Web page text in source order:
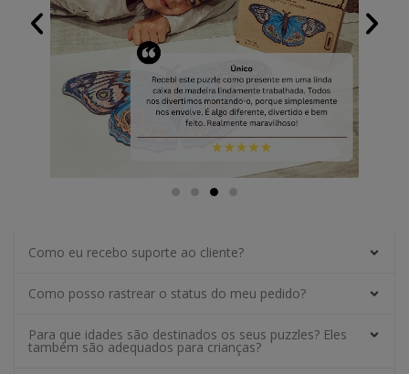
Como eu recebo suporte ao cliente?
Como posso rastrear o status do meu pedido?
Para que idades são destinados os seus puzzles? Eles
também são adequados para crianças?